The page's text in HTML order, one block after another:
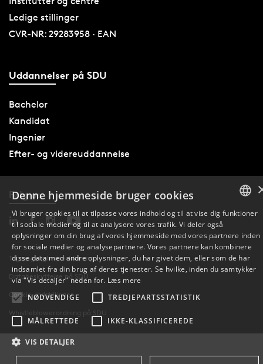
Ledige stillinger
CVR-NR: 29283958 · EAN
Uddannelser på SDU
Bachelor
Kandidat
Ingeniør
Efter- og videreuddannelse
Følg os
Tilgængelighedserklæring
Databeskyttelse på SDU
Cookie-indstillinger
Whistleblowerordning på SDU
ENGLISH
Denne hjemmeside bruger cookies
Vi bruger cookies til at tilpasse vores indhold og til at vise dig funktioner
til sociale medier og til at analysere vores trafik. Vi deler også
oplysninger om din brug af vores hjemmeside med vores partnere inden
for sociale medier og analysepartnere. Vores partnere kan kombinere
disse data med andre oplysninger, du har givet dem, eller som de har
indsamlet fra din brug af deres tjenester. Se hvilke, inden du samtykker
via "Vis detaljer" neden for. Læs mere
NØDVENDIGE
TREDJEPARTSSTATISTIK
MÅLRETTEDE IKKE-KLASSIFICEREDE
VIS DETALJER